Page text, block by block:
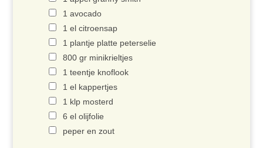
1 avocado
1 el citroensap
1 plantje platte peterselie
800 gr minikrieltjes
1 teentje knoflook
1 el kappertjes
1 klp mosterd
6 el olijfolie
peper en zout